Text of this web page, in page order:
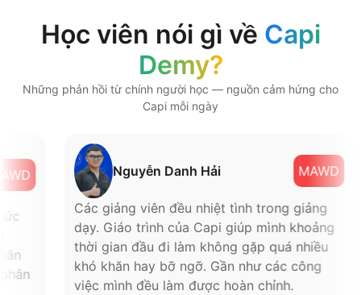
Học viên nói gì về Capi
Demy?
Những phản hồi từ chính người học — nguồn cảm hứng cho
Capi mỗi ngày
Nguyễn Danh Hải MAWD
Các giảng viên đều nhiệt tình trong giảng
dạy. Giáo trình của Capi giúp mình khoảng
thời gian đầu đi làm không gặp quá nhiều
khó khăn hay bỡ ngỡ. Gần như các công
việc mình đều làm được hoàn chỉnh.